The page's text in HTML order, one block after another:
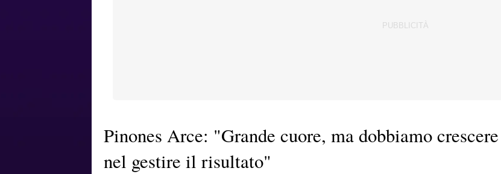
Pinones Arce: "Grande cuore, ma dobbiamo crescere
nel gestire il risultato"